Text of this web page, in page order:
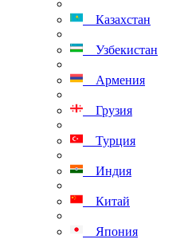
Казахстан
Узбекистан
Армения
Грузия
Турция
Индия
Китай
Япония